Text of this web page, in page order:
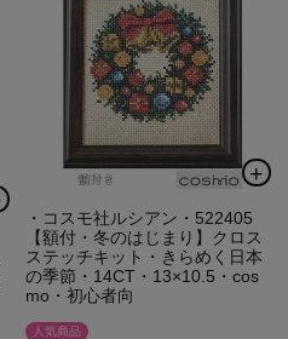
・コスモ社ルシアン・522405
【額付・冬のはじまり】クロス
ステッチキット・きらめく日本
の季節・14CT・13×10.5・cos
mo・初心者向
人気商品